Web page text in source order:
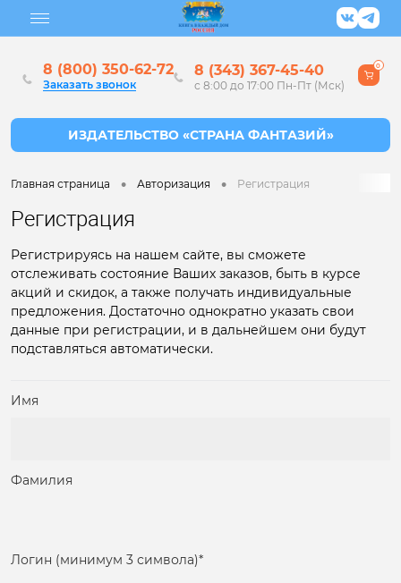
8 (800) 350-62-72
Заказать звонок
8 (343) 367-45-40
с 8:00 до 17:00 Пн-Пт (Мск)
0
Главная страница • Авторизация • Регистрация
Регистрация
Регистрируясь на нашем сайте, вы сможете
отслеживать состояние Ваших заказов, быть в курсе
акций и скидок, а также получать индивидуальные
предложения. Достаточно однократно указать свои
данные при регистрации, и в дальнейшем они будут
подставляться автоматически.
Имя
Фамилия
Логин (минимум 3 символа)*